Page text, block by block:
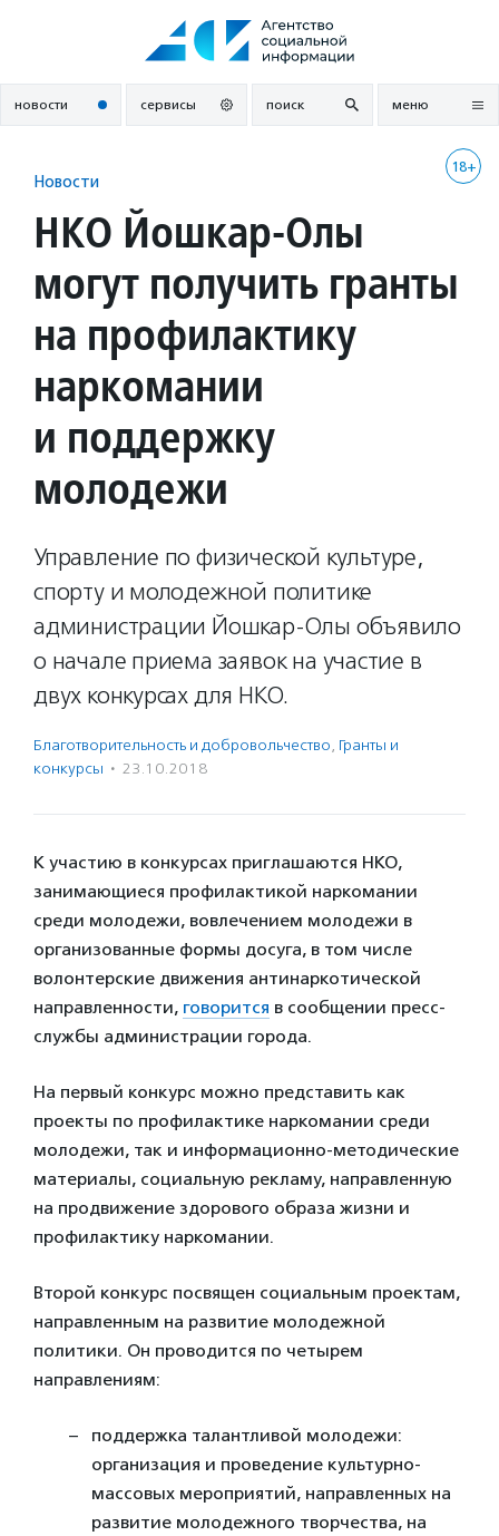
новости сервисы поиск меню
18+
Новости
НКО Йошкар-Олы
могут получить гранты
на профилактику
наркомании
и поддержку
молодежи
Управление по физической культуре,
спорту и молодежной политике
администрации Йошкар-Олы объявило
о начале приема заявок на участие в
двух конкурсах для НКО.
Благотвори­тель­ность и доброволь­чест­во, Гранты и
конкурсы · 23.10.2018
К участию в конкурсах приглашаются НКО,
занимающиеся профилактикой наркомании
среди молодежи, вовлечением молодежи в
организованные формы досуга, в том числе
волонтерские движения антинаркотической
направленности, говорится в сообщении пресс-
службы администрации города.
На первый конкурс можно представить как
проекты по профилактике наркомании среди
молодежи, так и информационно-методические
материалы, социальную рекламу, направленную
на продвижение здорового образа жизни и
профилактику наркомании.
Второй конкурс посвящен социальным проектам,
направленным на развитие молодежной
политики. Он проводится по четырем
направлениям:
поддержка талантливой молодежи:
организация и проведение культурно-
массовых мероприятий, направленных на
развитие молодежного творчества, на